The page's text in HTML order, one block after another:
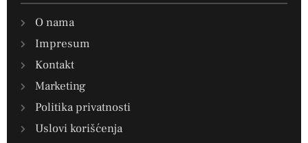
O nama
Impresum
Kontakt
Marketing
Politika privatnosti
Uslovi korišćenja